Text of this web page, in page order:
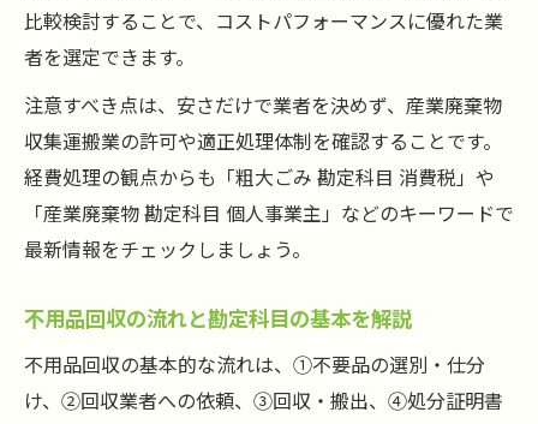
不用品回収で経費処理を正確に行うための
勘定科目選択ミスを防ぐ不用品回収の心得
不用品回収と事業ゴミ処分の法令遵守ポイ
ント
環境保護と経費最適化を両立する不用品回
比較検討することで、コストパフォーマンスに優れた業
者を選定できます。
注意すべき点は、安さだけで業者を決めず、産業廃棄物
収集運搬業の許可や適正処理体制を確認することです。
経費処理の観点からも「粗大ごみ 勘定科目 消費税」や
「産業廃棄物 勘定科目 個人事業主」などのキーワードで
最新情報をチェックしましょう。
不用品回収の流れと勘定科目の基本を解説
不用品回収の基本的な流れは、①不要品の選別・仕分
け、②回収業者への依頼、③回収・搬出、④処分証明書